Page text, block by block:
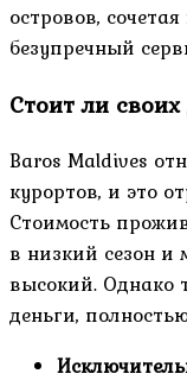
островов,
безупречный
Стоит ли своих
Baros Maldives
курортов, и это
Стоимость
в низкий сезон и
высокий. Однако
деньги,